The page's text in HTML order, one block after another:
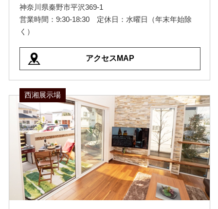
神奈川県秦野市平沢369-1
営業時間：9:30-18:30 定休日：水曜日（年末年始除
く）
アクセスMAP
西湘展示場